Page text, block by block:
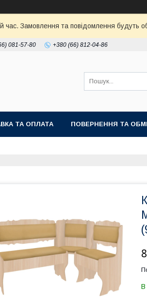
час. Замовлення та повідомлення будуть
081-57-80 +380 (66) 812-04-86
ТА ОПЛАТА ПОВЕРНЕННЯ ТА
В